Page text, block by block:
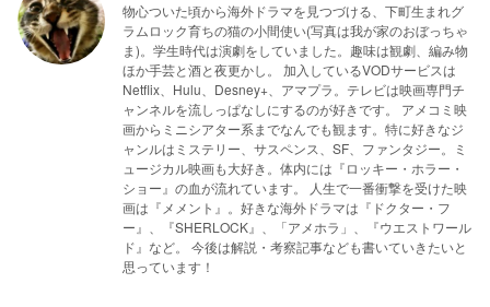
物心ついた頃から海外ドラマを見つづける、下町生まれグ
ラムロック育ちの猫の小間使い(写真は我が家のおぼっちゃ
ま)。学生時代は演劇をしていました。趣味は観劇、編み物
ほか手芸と酒と夜更かし。 加入しているVODサービスは
Netflix、Hulu、Desney+、アマプラ。テレビは映画専門チ
ャンネルを流しっぱなしにするのが好きです。 アメコミ映
画からミニシアター系までなんでも観ます。特に好きなジ
ャンルはミステリー、サスペンス、SF、ファンタジー。ミ
ュージカル映画も大好き。体内には『ロッキー・ホラー・
ショー』の血が流れています。 人生で一番衝撃を受けた映
画は『メメント』。好きな海外ドラマは『ドクター・フ
ー』、『SHERLOCK』、「アメホラ」、『ウエストワール
ド』など。 今後は解説・考察記事なども書いていきたいと
思っています！